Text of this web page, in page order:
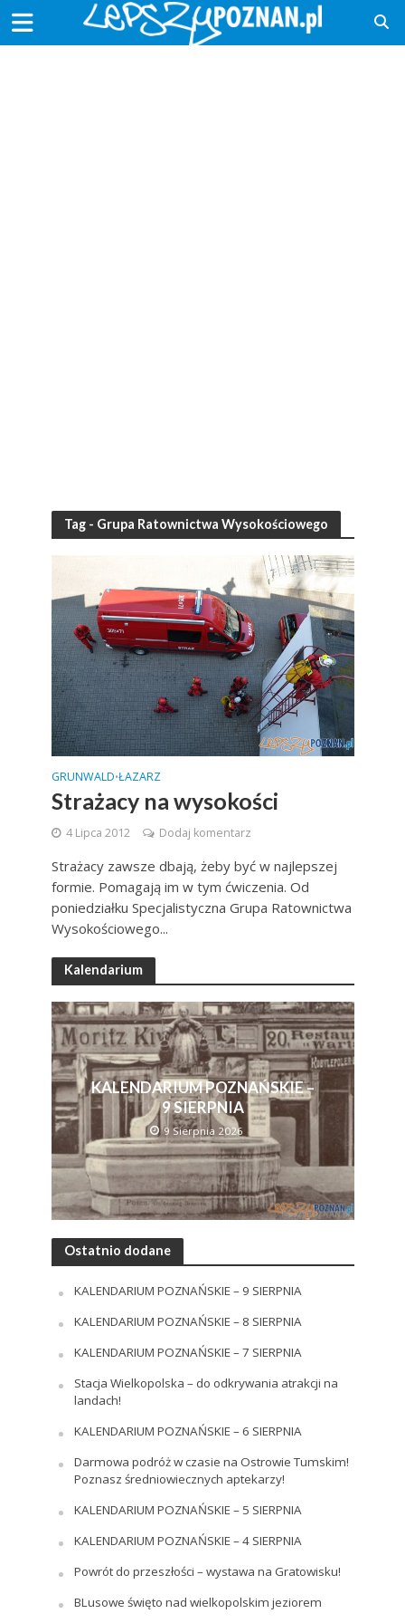
Tag - Grupa Ratownictwa Wysokościowego
GRUNWALD•ŁAZARZ
Strażacy na wysokości
4 Lipca 2012 Dodaj komentarz
Strażacy zawsze dbają, żeby być w najlepszej
formie. Pomagają im w tym ćwiczenia. Od
poniedziałku Specjalistyczna Grupa Ratownictwa
Wysokościowego...
Kalendarium
KALENDARIUM POZNAŃSKIE –
9 SIERPNIA
9 Sierpnia 2026
Ostatnio dodane
KALENDARIUM POZNAŃSKIE – 9 SIERPNIA
KALENDARIUM POZNAŃSKIE – 8 SIERPNIA
KALENDARIUM POZNAŃSKIE – 7 SIERPNIA
Stacja Wielkopolska – do odkrywania atrakcji na
landach!
KALENDARIUM POZNAŃSKIE – 6 SIERPNIA
Darmowa podróż w czasie na Ostrowie Tumskim!
Poznasz średniowiecznych aptekarzy!
KALENDARIUM POZNAŃSKIE – 5 SIERPNIA
KALENDARIUM POZNAŃSKIE – 4 SIERPNIA
Powrót do przeszłości – wystawa na Gratowisku!
BLusowe święto nad wielkopolskim jeziorem